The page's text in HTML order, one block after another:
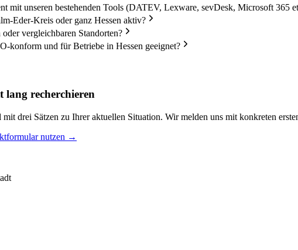
mit unseren bestehenden Tools (DATEV, Lexware, sevDesk, Microsoft 365
Eder-Kreis oder ganz Hessen aktiv?
vergleichbaren Standorten?
konform und für Betriebe in Hessen geeignet?
lang recherchieren
drei Sätzen zu Ihrer aktuellen Situation. Wir melden uns mit konkreten
nutzen →